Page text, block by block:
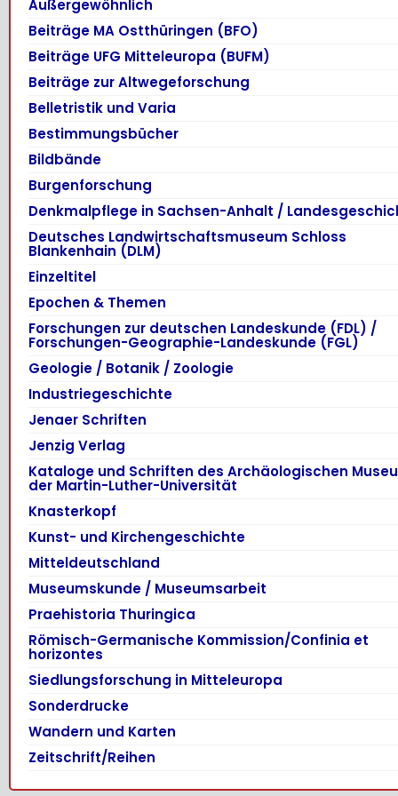
Außergewöhnlich
Beiträge MA Ostthüringen (BFO)
Beiträge UFG Mitteleuropa (BUFM)
Beiträge zur Altwegeforschung
Belletristik und Varia
Bestimmungsbücher
Bildbände
Burgenforschung
Denkmalpflege in Sachsen-Anhalt /
Deutsches Landwirtschaftsmuseum Schloss
Blankenhain (DLM)
Einzeltitel
Epochen & Themen
Forschungen zur deutschen Landeskunde (FDL) /
Forschungen-Geographie-Landeskunde (FGL)
Geologie / Botanik / Zoologie
Industriegeschichte
Jenaer Schriften
Jenzig Verlag
Kataloge und Schriften des Archäologischen
der Martin-Luther-Universität
Knasterkopf
Kunst- und Kirchengeschichte
Mitteldeutschland
Museumskunde / Museumsarbeit
Praehistoria Thuringica
Römisch-Germanische Kommission/Confinia et
horizontes
Siedlungsforschung in Mitteleuropa
Sonderdrucke
Wandern und Karten
Zeitschrift/Reihen